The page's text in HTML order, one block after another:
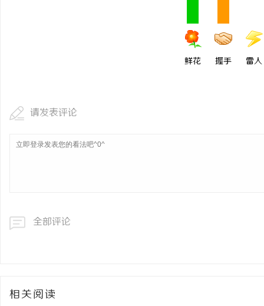
鲜花 握手 雷人
请发表评论
全部评论
相关阅读